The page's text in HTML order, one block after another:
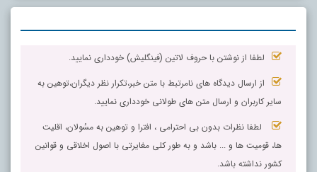
لطفا از نوشتن با حروف لاتین (فینگلیش) خودداری نمایید.
از ارسال دیدگاه های نامرتبط با متن خبر،تکرار نظر دیگران،توهین به
سایر کاربران و ارسال متن های طولانی خودداری نمایید.
لطفا نظرات بدون بی احترامی ، افترا و توهین به مسٔولان، اقلیت
ها، قومیت ها و ... باشد و به طور کلی مغایرتی با اصول اخلاقی و قوانین
کشور نداشته باشد.